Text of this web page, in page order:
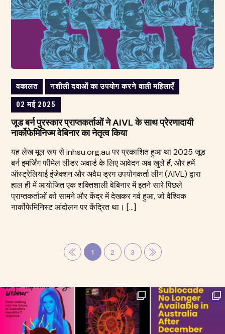
वकालत
नशीली दवाओं का उपयोग करने वाली महिलाएँ
02 मई 2025
जूड बर्न पुरस्कार प्राप्तकर्ताओं ने AIVL के साथ प्रेरणादायी
नार्कोफेमिनिज्म वेबिनार का नेतृत्व किया
यह लेख मूल रूप से inhsu.org.au पर प्रकाशित हुआ था 2025 जूड
बर्न इमर्जिंग फीमेल लीडर अवार्ड के लिए आवेदन अब खुले हैं, और हमें
ऑस्ट्रेलियाई इंजेक्शन और अवैध ड्रग उपयोगकर्ता लीग (AIVL) द्वारा
हाल ही में आयोजित एक शक्तिशाली वेबिनार में इतने सारे पिछले
प्राप्तकर्ताओं को सामने और केंद्र में देखकर गर्व हुआ, जो वैश्विक
नार्कोफेमिनिस्ट आंदोलन पर केंद्रित था। […]
1 2 3